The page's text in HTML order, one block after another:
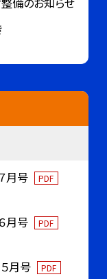
月号 PDF
月号 PDF
月号 PDF